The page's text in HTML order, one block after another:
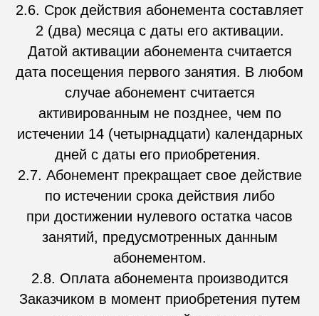
2.6. Срок действия абонемента составляет
2 (два) месяца с даты его активации.
Датой активации абонемента считается
дата посещения первого занятия. В любом
случае абонемент считается
активированным не позднее, чем по
истечении 14 (четырнадцати) календарных
дней с даты его приобретения.
2.7. Абонемент прекращает свое действие
по истечении срока действия либо
при достижении нулевого остатка часов
занятий, предусмотренных данным
абонементом.
2.8. Оплата абонемента производится
Заказчиком в момент приобретения путем